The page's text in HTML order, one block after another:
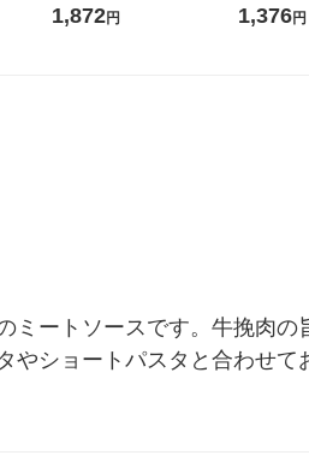
ル
ッ
ス 1セット（48本）天然水
オリジナル
1,872円
紙配合 ス
パック 1
1,376円
ミートソースです。牛挽肉の
ショートパスタと合わせて